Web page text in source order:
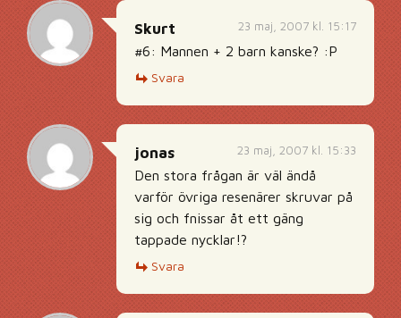
23 maj, 2007 kl. 15:17
Skurt
#6: Mannen + 2 barn kanske? :P
Svara
23 maj, 2007 kl. 15:33
jonas
Den stora frågan är väl ändå
varför övriga resenärer skruvar på
sig och fnissar åt ett gäng
tappade nycklar!?
Svara